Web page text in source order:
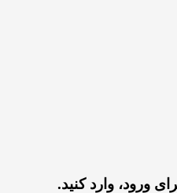
ورود، وارد کنید.